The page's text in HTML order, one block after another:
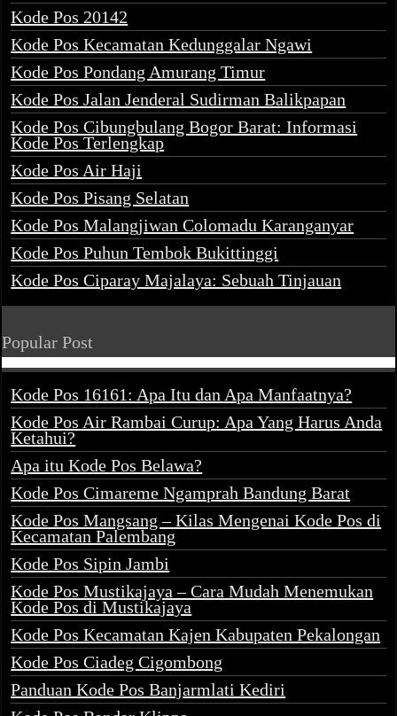
Kode Pos 20142
Kode Pos Kecamatan Kedunggalar Ngawi
Kode Pos Pondang Amurang Timur
Kode Pos Jalan Jenderal Sudirman Balikpapan
Kode Pos Cibungbulang Bogor Barat: Informasi
Kode Pos Terlengkap
Kode Pos Air Haji
Kode Pos Pisang Selatan
Kode Pos Malangjiwan Colomadu Karanganyar
Kode Pos Puhun Tembok Bukittinggi
Kode Pos Ciparay Majalaya: Sebuah Tinjauan
Popular Post
Kode Pos 16161: Apa Itu dan Apa Manfaatnya?
Kode Pos Air Rambai Curup: Apa Yang Harus Anda
Ketahui?
Apa itu Kode Pos Belawa?
Kode Pos Cimareme Ngamprah Bandung Barat
Kode Pos Mangsang – Kilas Mengenai Kode Pos di
Kecamatan Palembang
Kode Pos Sipin Jambi
Kode Pos Mustikajaya – Cara Mudah Menemukan
Kode Pos di Mustikajaya
Kode Pos Kecamatan Kajen Kabupaten Pekalongan
Kode Pos Ciadeg Cigombong
Panduan Kode Pos Banjarmlati Kediri